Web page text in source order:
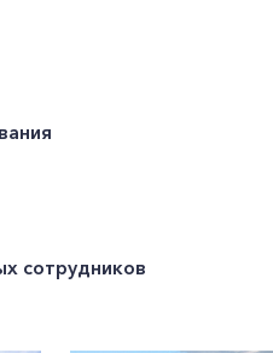
сотрудников